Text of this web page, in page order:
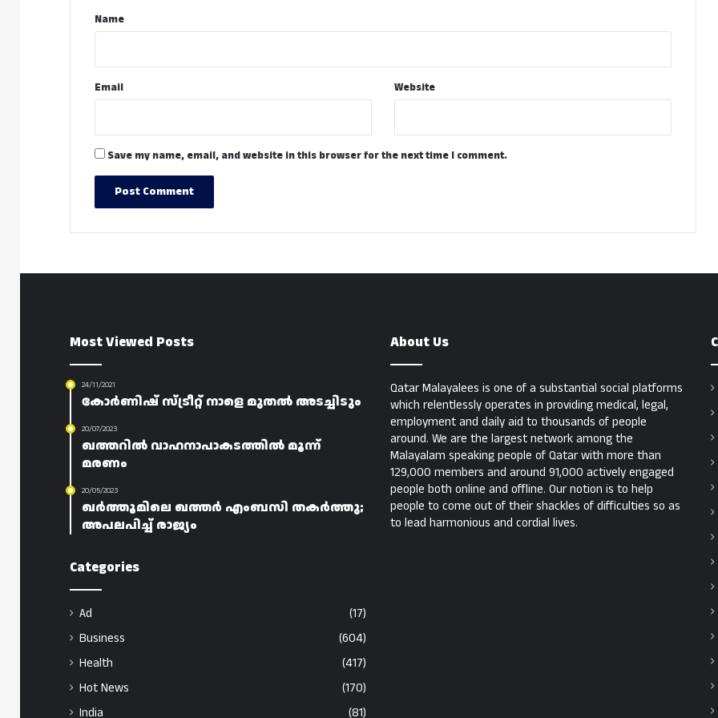
*Name
Email Website
Save my name, email, and website in this browser for the next time I comment.
Most Viewed Posts
24/11/2021
കോർണിഷ് സ്ട്രീറ്റ് നാളെ മുതൽ അടച്ചിടും
20/07/2023
ഖത്തറിൽ വാഹനാപാകടത്തിൽ മൂന്ന്
മരണം
20/05/2023
ഖർത്തൂമിലെ ഖത്തർ എംബസി തകർത്തു;
അപലപിച്ച് രാജ്യം
Categories
Ad
(17)
Business
(604)
Health
(417)
Hot News
(170)
India
(81)
About Us
Qatar Malayalees is one of a substantial social platforms
which relentlessly operates in providing medical, legal,
employment and daily aid to thousands of people
around. We are the largest network among the
Malayalam speaking people of Qatar with more than
129,000 members and around 91,000 actively engaged
people both online and offline. Our notion is to help
people to come out of their shackles of difficulties so as
to lead harmonious and cordial lives.